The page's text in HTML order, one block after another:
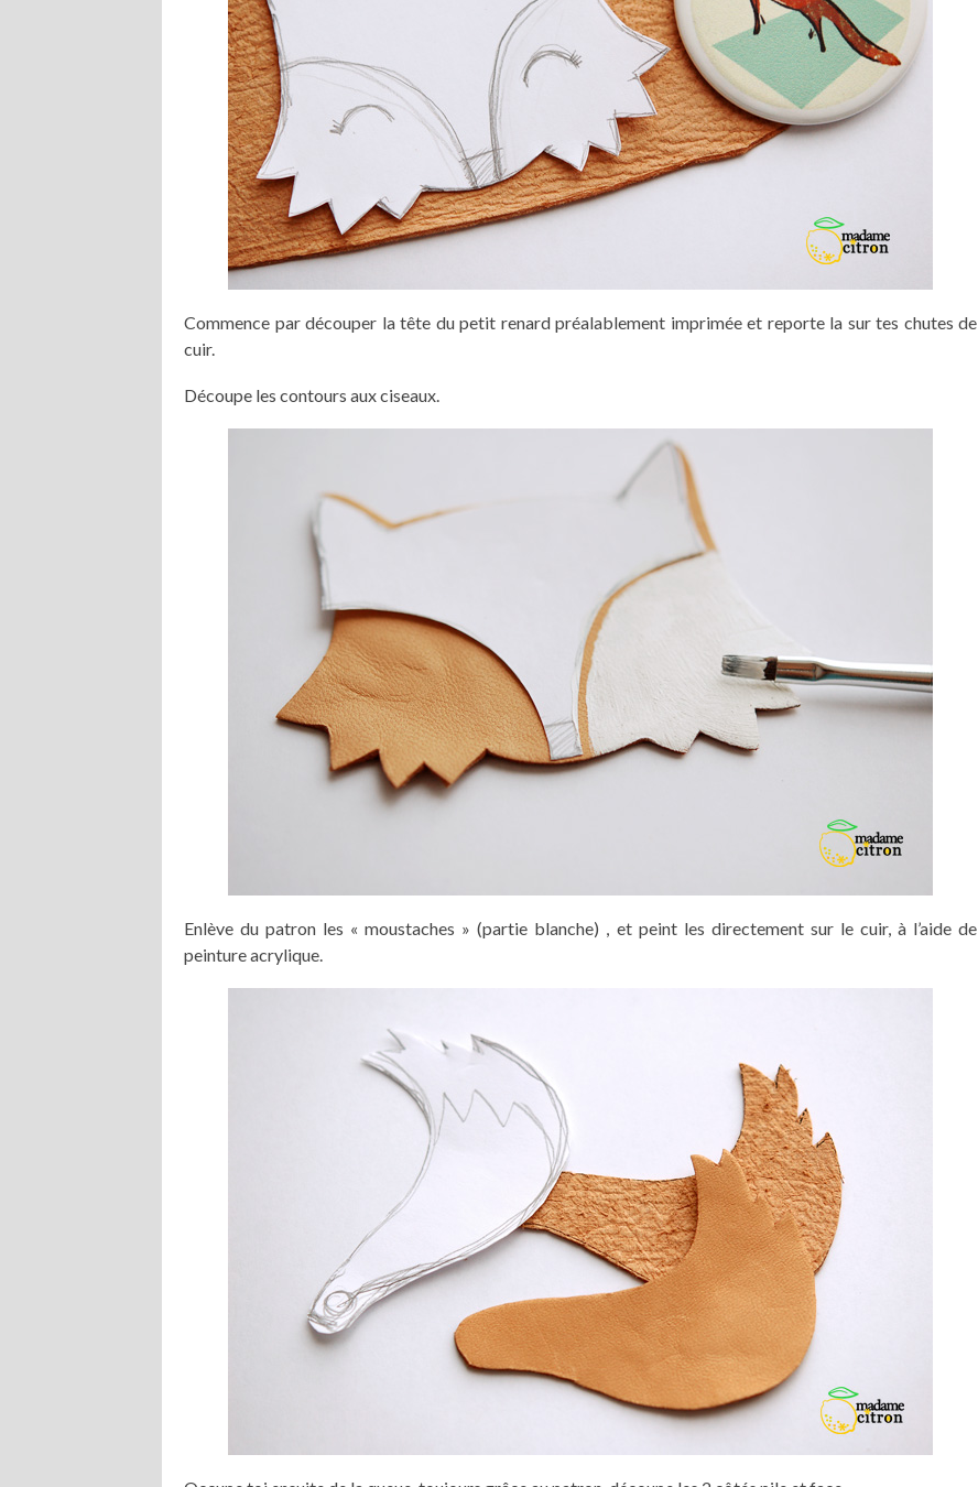
Commence par découper la tête du petit renard préalablement imprimée et reporte la sur tes chutes de
cuir.
Découpe les contours aux ciseaux.
Enlève du patron les « moustaches » (partie blanche) , et peint les directement sur le cuir, à l’aide de
peinture acrylique.